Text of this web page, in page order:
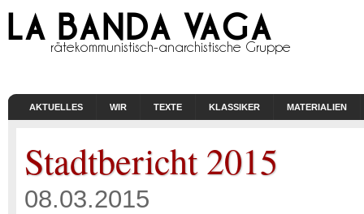
AKTUELLES WIR TEXTE KLASSIKER MATERIALIEN
Stadtbericht 2015
08.03.2015